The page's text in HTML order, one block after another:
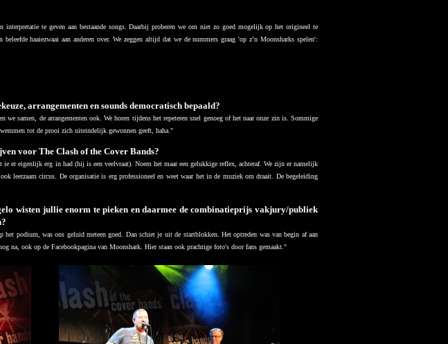
te geven aan bestaande songs. Daarbij proberen we om niet zo goed mogelijk op het origineel te
haaiezwaai aan anderen over. We zeggen altijd dat we de nummers graag 'op z’n Moonsharks spelen':
arrangementen en sounds democratisch bepaald?
we samen, de arrangementen ook. We horen tijdens het repeteren snel genoeg of het naar onze zin is. Sommige
tot de prooi zich uiteindelijk gewonnen geeft, haha."
voor The Clash of the Cover Bands?
er eigenlijk erg in had (hij is een veelvraat). Noem het maar een gelukkige reflex, achteraf. We zijn er namelijk
leerzaam circus. De organisatie is erg professioneel en weet waar het in de muziek om draait. De begeleiding
wisten jullie enorm te pieken en daarmee de combinatieprijs vakjury/publiek
podium, was ons geluid meteen goed. Dan schiet je uit de startblokken. Het optreden was van begin af aan
na, ook op de Facebookpagina van Moonshark. Hier staan ook prachtige foto's door fans gemaakt."